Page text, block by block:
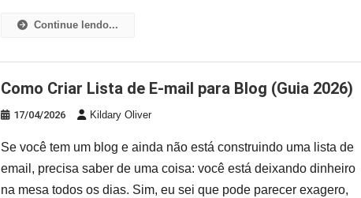
Continue lendo...
Como Criar Lista de E-mail para Blog (Guia 2026)
17/04/2026 Kildary Oliver
Se você tem um blog e ainda não está construindo uma lista de
email, precisa saber de uma coisa: você está deixando dinheiro
na mesa todos os dias. Sim, eu sei que pode parecer exagero,